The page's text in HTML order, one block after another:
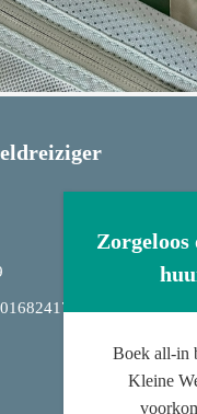
Zorgeloos
Boek all-in
Kleine